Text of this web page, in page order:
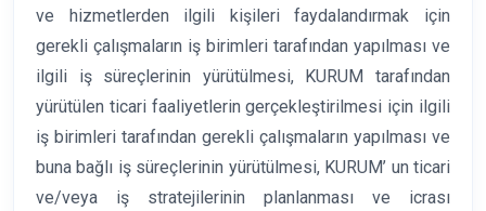
ve hizmetlerden ilgili kişileri faydalandırmak için
gerekli çalışmaların iş birimleri tarafından yapılması ve
ilgili iş süreçlerinin yürütülmesi, KURUM tarafından
yürütülen ticari faaliyetlerin gerçekleştirilmesi için ilgili
iş birimleri tarafından gerekli çalışmaların yapılması ve
buna bağlı iş süreçlerinin yürütülmesi, KURUM’ un ticari
ve/veya iş stratejilerinin planlanması ve icrası